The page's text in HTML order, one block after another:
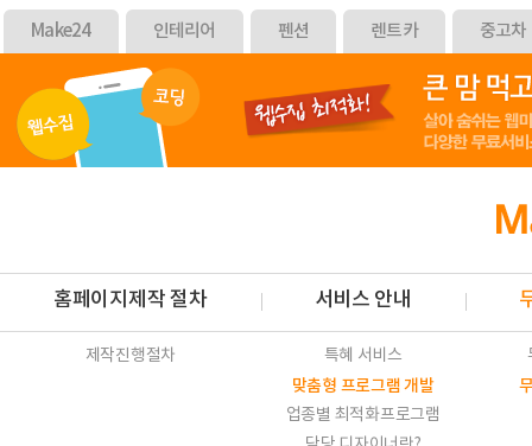
Make24 인테리어 펜션 렌트카 중고차
홈페이지제작 절차
제작진행절차
서비스 안내
특혜 서비스
맞춤형 프로그램 개발
업종별 최적화프로그램